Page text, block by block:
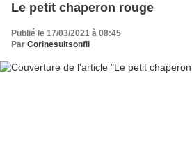
Le petit chaperon rouge
Publié le 17/03/2021 à 08:45
Par Corinesuitsonfil